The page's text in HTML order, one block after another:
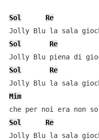
Sol
Re
Sol
Re
Sol
Re
Mim
Sol
Re